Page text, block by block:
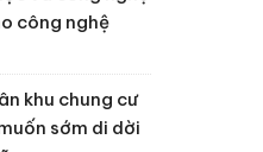
công nghệ
khu chung cư
sớm di dời